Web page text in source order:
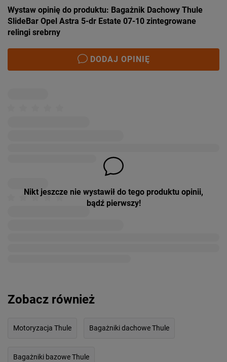
Wystaw opinię do produktu: Bagażnik Dachowy Thule
SlideBar Opel Astra 5-dr Estate 07-10 zintegrowane
relingi srebrny
DODAJ OPINIĘ
Nikt jeszcze nie wystawił do tego produktu opinii,
bądź pierwszy!
Zobacz również
Motoryzacja Thule Bagażniki dachowe Thule
Bagażniki bazowe Thule